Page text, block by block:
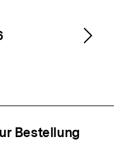
Bestellung